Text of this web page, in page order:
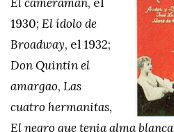
1930; El ídolo de
Broadway, el 1932;
Don Quintin el
amargao, Las
cuatro hermanitas,
El negro que tenia alma blanca